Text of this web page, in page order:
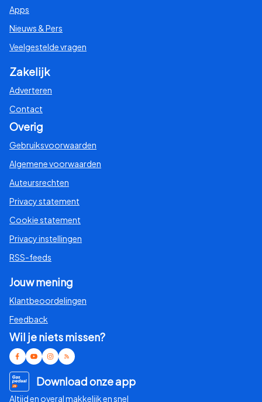
Apps
Nieuws & Pers
Veelgestelde vragen
Zakelijk
Adverteren
Contact
Overig
Gebruiksvoorwaarden
Algemene voorwaarden
Auteursrechten
Privacy statement
Cookie statement
Privacy instellingen
RSS-feeds
Jouw mening
Klantbeoordelingen
Feedback
Wil je niets missen?
Download onze app
Altijd en overal makkelijk en snel